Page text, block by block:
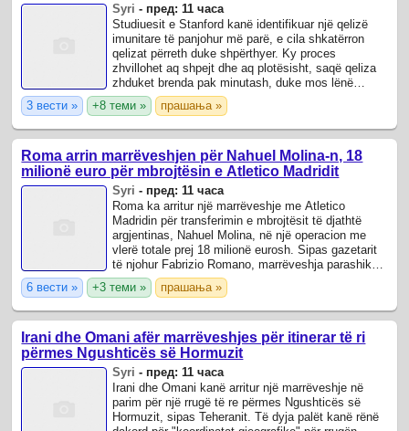
Syri - пред: 11 часа
Studiuesit e Stanford kanë identifikuar një qelizë
imunitare të panjohur më parë, e cila shkatërron
qelizat përreth duke shpërthyer. Ky proces
zhvillohet aq shpejt dhe aq plotësisht, saqë qeliza
zhduket brenda pak minutash, duke mos lënë
pothuajse asnjë gjurmë.
3 вести » +8 теми » прашања »
Roma arrin marrëveshjen për Nahuel Molina-n, 18
milionë euro për mbrojtësin e Atletico Madridit
Syri - пред: 11 часа
Roma ka arritur një marrëveshje me Atletico
Madridin për transferimin e mbrojtësit të djathtë
argjentinas, Nahuel Molina, në një operacion me
vlerë totale prej 18 milionë eurosh. Sipas gazetarit
të njohur Fabrizio Romano, marrëveshja parashikon
13 milionë euro si pagesë fikse, ...
6 вести » +3 теми » прашања »
Irani dhe Omani afër marrëveshjes për itinerar të ri
përmes Ngushticës së Hormuzit
Syri - пред: 11 часа
Irani dhe Omani kanë arritur një marrëveshje në
parim për një rrugë të re përmes Ngushticës së
Hormuzit, sipas Teheranit. Të dyja palët kanë rënë